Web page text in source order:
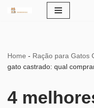
Home - Ração para Gatos
gato castrado: qual
4